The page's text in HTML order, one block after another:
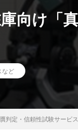
向け「
など
判定・信頼性試験サービ